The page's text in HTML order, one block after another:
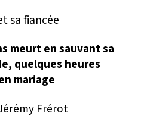
meurt en sauvant sa
quelques heures
mariage